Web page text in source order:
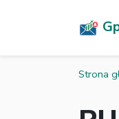
Strona